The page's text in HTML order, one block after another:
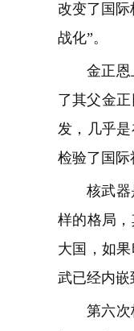
改变了国
战化”。
金正
了其父金
发，几乎
检验了国际
核武
样的格局
大国，如
武已经内嵌
第六次